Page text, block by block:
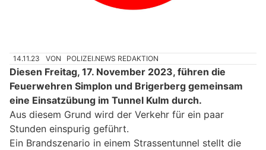
14.11.23 VON POLIZEI.NEWS REDAKTION
Diesen Freitag, 17. November 2023, führen die
Feuerwehren Simplon und Brigerberg gemeinsam
eine Einsatzübung im Tunnel Kulm durch.
Aus diesem Grund wird der Verkehr für ein paar
Stunden einspurig geführt.
Ein Brandszenario in einem Strassentunnel stellt die